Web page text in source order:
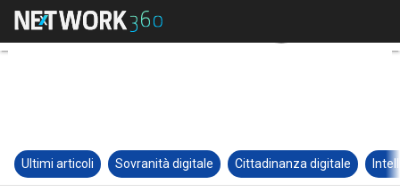
Ultimi articoli Sovranità digitale Cittadinanza digitale